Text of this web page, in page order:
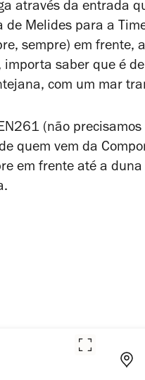
através da entrada
Melides para a
sempre) em frente,
saber que é
com um mar
(não
quem vem da
em frente até a